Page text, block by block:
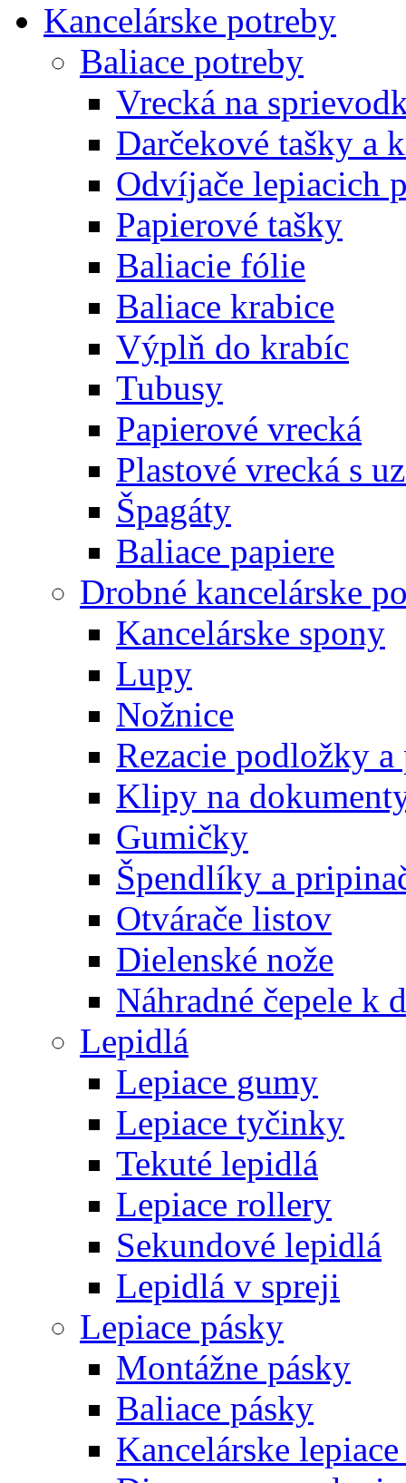
Kancelárske potreby
Baliace potreby
Vrecká na
Darčekové tašky a
Odvíjače lepiacich
Papierové tašky
Baliacie fólie
Baliace krabice
Výplň do krabíc
Tubusy
Papierové vrecká
Plastové vrecká s
Špagáty
Baliace papiere
Drobné kancelárske
Kancelárske spony
Lupy
Nožnice
Rezacie podložky
Klipy na
Gumičky
Špendlíky a
Otvárače listov
Dielenské nože
Náhradné čepele k
Lepidlá
Lepiace gumy
Lepiace tyčinky
Tekuté lepidlá
Lepiace rollery
Sekundové lepidlá
Lepidlá v spreji
Lepiace pásky
Montážne pásky
Baliace pásky
Kancelárske